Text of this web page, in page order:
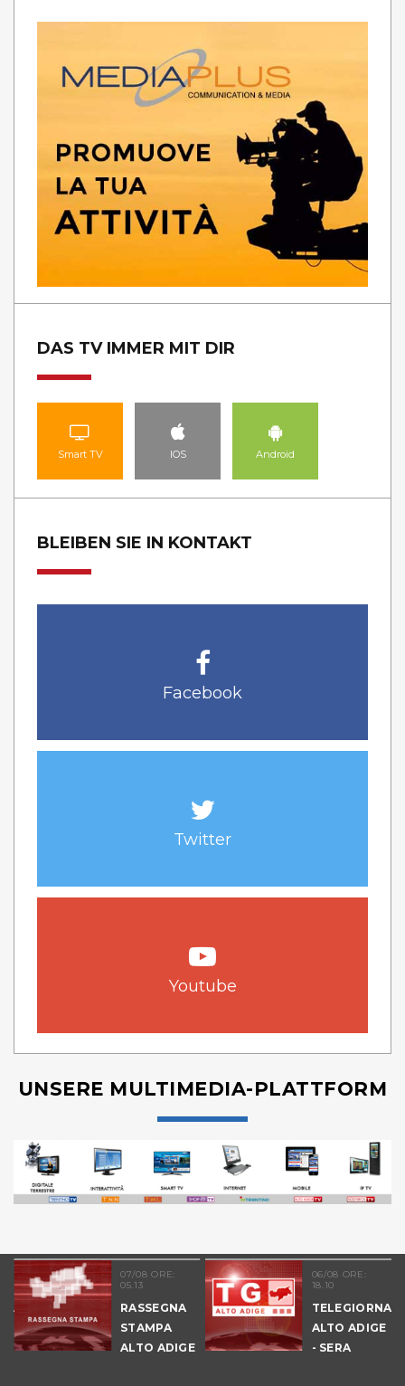
DAS TV IMMER MIT DIR
Smart TV IOS Android
BLEIBEN SIE IN KONTAKT
Facebook
Twitter
Youtube
UNSERE MULTIMEDIA-PLATTFORM
07/08 ORE:
05.13
RASSEGNA
STAMPA
ALTO ADIGE
06/08 ORE:
18.10
ALTO ADIGE
- SERA